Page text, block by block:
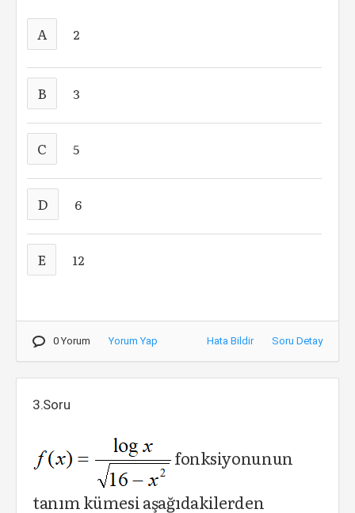
A 2
B 3
C 5
D 6
E 12
0 Yorum Yorum Yap Hata Bildir Soru Detay
3.Soru
fonksiyonunun
tanım kümesi aşağıdakilerden